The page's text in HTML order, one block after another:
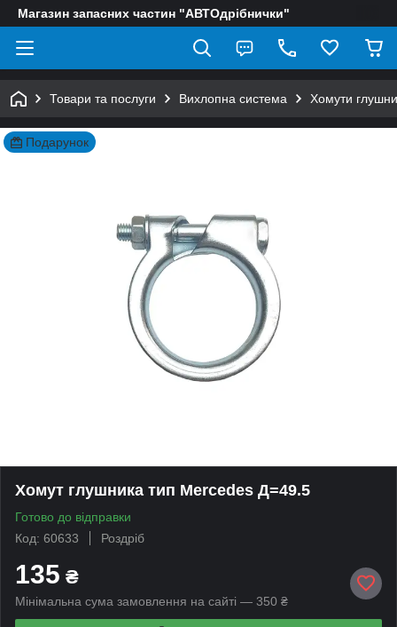
Магазин запасних частин "АВТОдрібнички"
Товари та послуги Вихлопна система Хомути
Подарунок
Хомут глушника тип Mercedes Д=49.5
Готово до відправки
Код: 60633
Роздріб
135 ₴
Мінімальна сума замовлення на сайті — 350 ₴